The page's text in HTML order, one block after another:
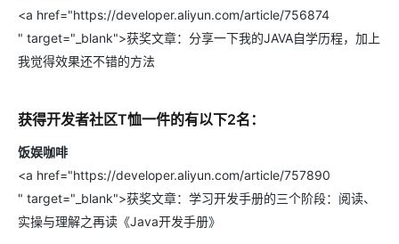
<a href="https://developer.aliyun.com/article/756874
" target="_blank">获奖文章：分享一下我的JAVA自学历程，加上
我觉得效果还不错的方法
获得开发者社区T恤一件的有以下2名：
饭娱咖啡
<a href="https://developer.aliyun.com/article/757890
" target="_blank">获奖文章：学习开发手册的三个阶段：阅读、
实操与理解之再读《Java开发手册》